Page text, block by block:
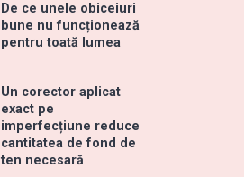
De ce unele obiceiuri
bune nu funcționează
pentru toată lumea
Un corector aplicat
exact pe
imperfecțiune reduce
cantitatea de fond de
ten necesară